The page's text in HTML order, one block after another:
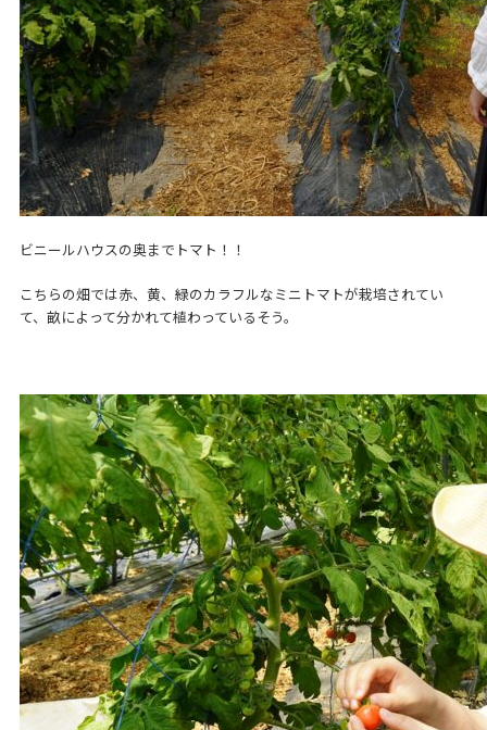
ビニールハウスの奥までトマト！！
こちらの畑では赤、黄、緑のカラフルなミニトマトが栽培されてい
て、畝によって分かれて植わっているそう。